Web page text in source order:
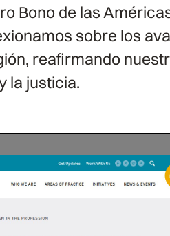
Bono de las
sobre los
reafirmando
la justicia.